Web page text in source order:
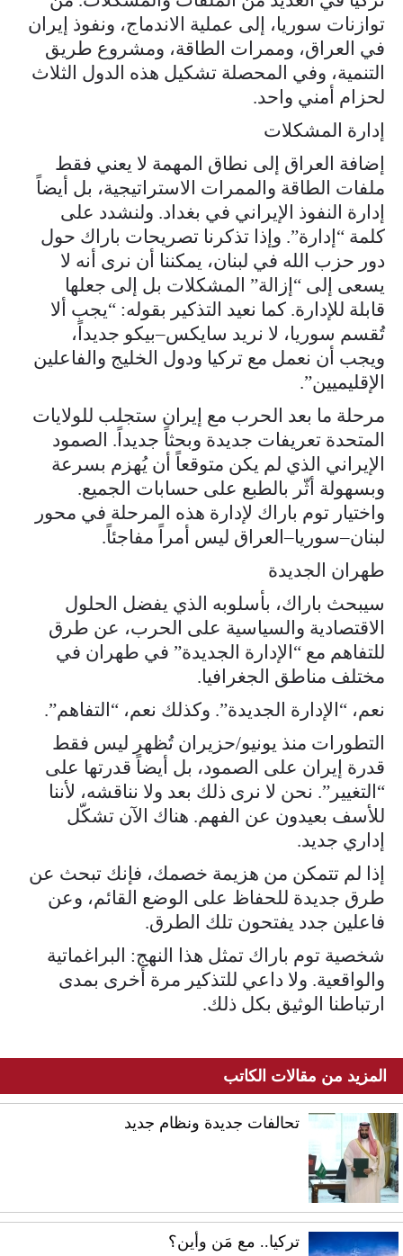
توازنات سوريا، إلى عملية الاندماج، ونفوذ إيران
في العراق، وممرات الطاقة، ومشروع طريق
التنمية، وفي المحصلة تشكيل هذه الدول الثلاث
لحزام أمني واحد.
إدارة المشكلات
إضافة العراق إلى نطاق المهمة لا يعني فقط
ملفات الطاقة والممرات الاستراتيجية، بل أيضاً
إدارة النفوذ الإيراني في بغداد. ولنشدد على
كلمة “إدارة”. وإذا تذكرنا تصريحات باراك حول
دور حزب الله في لبنان، يمكننا أن نرى أنه لا
يسعى إلى “إزالة” المشكلات بل إلى جعلها
قابلة للإدارة. كما نعيد التذكير بقوله: “يجب ألا
تُقسم سوريا، لا نريد سايكس–بيكو جديداً،
ويجب أن نعمل مع تركيا ودول الخليج والفاعلين
الإقليميين”.
مرحلة ما بعد الحرب مع إيران ستجلب للولايات
المتحدة تعريفات جديدة وبحثاً جديداً. الصمود
الإيراني الذي لم يكن متوقعاً أن يُهزم بسرعة
وبسهولة أثّر بالطبع على حسابات الجميع.
واختيار توم باراك لإدارة هذه المرحلة في محور
لبنان–سوريا–العراق ليس أمراً مفاجئاً.
طهران الجديدة
سيبحث باراك، بأسلوبه الذي يفضل الحلول
الاقتصادية والسياسية على الحرب، عن طرق
للتفاهم مع “الإدارة الجديدة” في طهران في
مختلف مناطق الجغرافيا.
نعم، “الإدارة الجديدة”. وكذلك نعم، “التفاهم”.
التطورات منذ يونيو/حزيران تُظهر ليس فقط
قدرة إيران على الصمود، بل أيضاً قدرتها على
“التغيير”. نحن لا نرى ذلك بعد ولا نناقشه، لأننا
للأسف بعيدون عن الفهم. هناك الآن تشكّل
إداري جديد.
إذا لم تتمكن من هزيمة خصمك، فإنك تبحث عن
طرق جديدة للحفاظ على الوضع القائم، وعن
فاعلين جدد يفتحون تلك الطرق.
شخصية توم باراك تمثل هذا النهج: البراغماتية
والواقعية. ولا داعي للتذكير مرة أخرى بمدى
ارتباطنا الوثيق بكل ذلك.
المزيد من مقالات الكاتب
تحالفات جديدة ونظام جديد
تركيا.. مع مَن وأين؟